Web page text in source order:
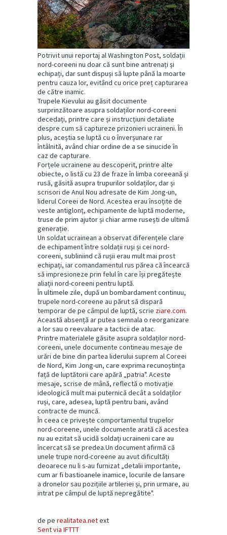
Potrivit unui reportaj al Washington Post, soldații
nord-coreeni nu doar că sunt bine antrenați și
echipați, dar sunt dispuși să lupte până la moarte
pentru cauza lor, evitând cu orice preț capturarea
de către inamic.
Trupele Kievului au găsit documente
surprinzătoare asupra soldaților nord-coreeni
decedați, printre care și instrucțiuni detaliate
despre cum să captureze prizonieri ucraineni. În
plus, aceștia se luptă cu o înverșunare rar
întâlnită, având chiar ordine de a se sinucide în
caz de capturare.
Forțele ucrainene au descoperit, printre alte
obiecte, o listă cu 23 de fraze în limba coreeană și
rusă, găsită asupra trupurilor soldaților, dar și
scrisori de Anul Nou adresate de Kim Jong-un,
liderul Coreei de Nord. Acestea erau însoțite de
veste antiglonț, echipamente de luptă moderne,
truse de prim ajutor și chiar arme rusești de ultimă
generație.
Un soldat ucrainean a observat diferențele clare
de echipament între soldații ruși și cei nord-
coreeni, subliniind că rușii erau mult mai prost
echipați, iar comandamentul rus părea că încearcă
să impresioneze prin felul în care își pregătește
aliații nord-coreeni pentru luptă.
În ultimele zile, după un bombardament continuu,
trupele nord-coreene au părut să dispară
temporar de pe câmpul de luptă, scrie ziare.com.
Această absență ar putea semnala o reorganizare
a lor sau o reevaluare a tacticii de atac.
Printre materialele găsite asupra soldaților nord-
coreeni, unele documente contineau mesaje de
urări de bine din partea liderului suprem al Coreei
de Nord, Kim Jong-un, care exprima recunoștința
față de luptătorii care apără „patria". Aceste
mesaje, scrise de mână, reflectă o motivație
ideologică mult mai puternică decât a soldaților
ruși, care, adesea, luptă pentru bani, având
contracte de muncă.
În ceea ce privește comportamentul trupelor
nord-coreene, unele documente arată că acestea
nu au ezitat să ucidă soldați ucraineni care au
încercat să se predea.Un document afirmă că
unele trupe nord-coreene au avut dificultăți
deoarece nu li s-au furnizat „detalii importante,
cum ar fi bastioanele inamice, locurile de lansare
a dronelor sau pozițiile artileriei și, prin urmare, au
intrat pe câmpul de luptă nepregătite".
de pe realitatea.netext
Sent via IFTTT